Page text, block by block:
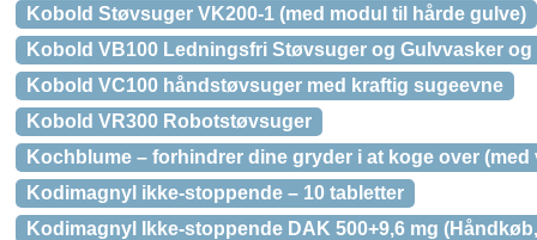
Kobold Støvsuger VK200-1 (med modul til hårde gulve)
Kobold VB100 Ledningsfri Støvsuger og Gulvvasker
Kobold VC100 håndstøvsuger med kraftig sugeevne
Kobold VR300 Robotstøvsuger
Kochblume – forhindrer dine gryder i at koge over (med
Kodimagnyl ikke-stoppende – 10 tabletter
Kodimagnyl Ikke-stoppende DAK 500+9,6 mg